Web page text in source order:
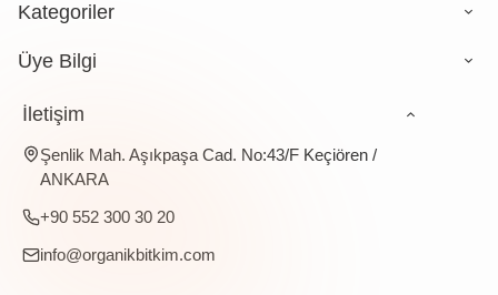
Kategoriler
Üye Bilgi
İletişim
Şenlik Mah. Aşıkpaşa Cad. No:43/F Keçiören /
ANKARA
+90 552 300 30 20
info@organikbitkim.com